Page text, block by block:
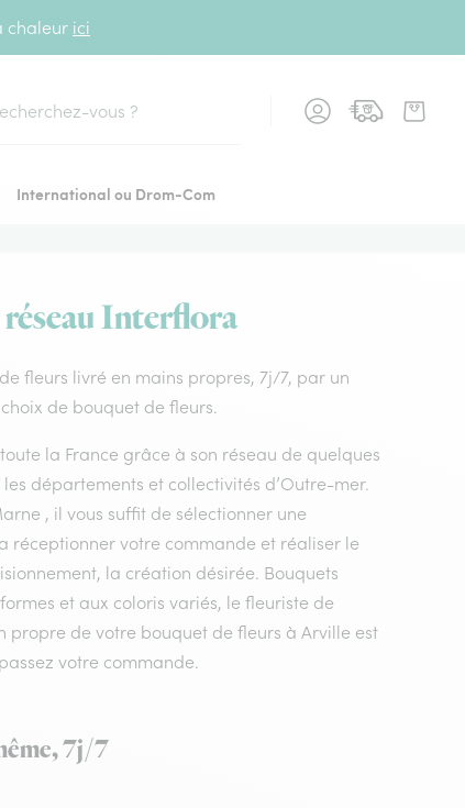
chaleur ici
International ou Drom-Com
Interflora
fleurs livré en mains propres, 7j/7, par un
de bouquet de fleurs.
la France grâce à son réseau de quelques
départements et collectivités d’Outre-mer.
, il vous suffit de sélectionner une
réceptionner votre commande et réaliser le
la création désirée. Bouquets
et aux coloris variés, le fleuriste de
de votre bouquet de fleurs à Arville est
votre commande.
7j/7